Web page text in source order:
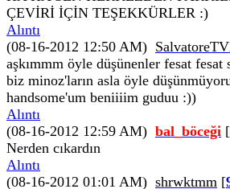
ÇEVİRİ İÇİN TEŞEKKÜRLER :)
Alıntı
(08-16-2012 12:50 AM)
aşkımmm öyle düşünenler fesat
biz minoz'ların asla öyle
handsome'um beniiiim guduu :))
Alıntı
(08-16-2012 12:59 AM) bal_böceği [
Nerden cıkardın
Alıntı
(08-16-2012 01:01 AM) shrwktmm [